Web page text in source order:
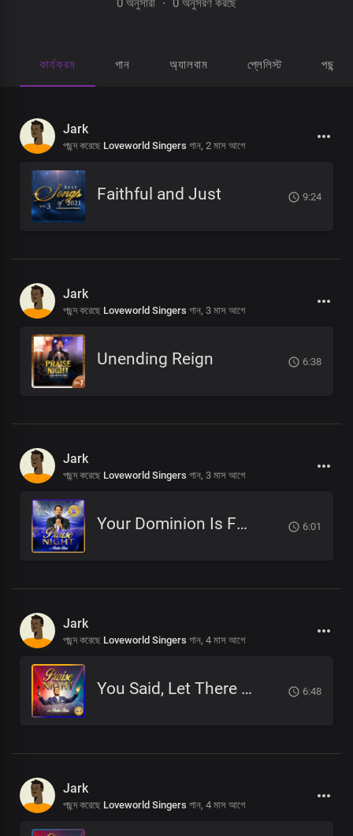
0 অনুসারী · 0 অনুসরণ করছে
কার্যক্রম গান অ্যালবাম প্লেলিস্ট পছন্দ
Jark
পছন্দ করেছে Loveworld Singers গান, 2 মাস আগে
Faithful and Just 9:24
Jark
পছন্দ করেছে Loveworld Singers গান, 3 মাস আগে
Unending Reign 6:38
Jark
পছন্দ করেছে Loveworld Singers গান, 3 মাস আগে
Your Dominion Is For Eternity 6:01
Jark
পছন্দ করেছে Loveworld Singers গান, 4 মাস আগে
You Said, Let There Be 6:48
Jark
পছন্দ করেছে Loveworld Singers গান, 4 মাস আগে